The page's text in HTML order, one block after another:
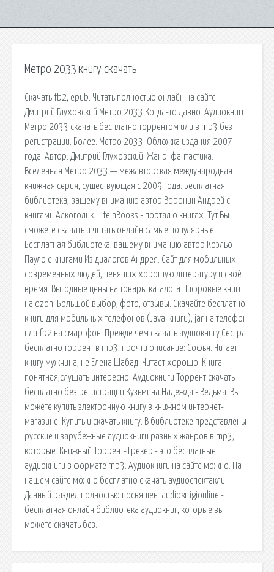
Метро 2033 книгу скачать
Скачать fb2, epub. Читать полностью онлайн на сайте.
Дмитрий Глуховский Метро 2033 Когда-то давно. Аудиокниги
Метро 2033 скачать бесплатно торрентом или в mp3 без
регистрации. Более. Метро 2033; Обложка издания 2007
года: Автор: Дмитрий Глуховский: Жанр: фантастика.
Вселенная Метро 2033 — межавторская международная
книжная серия, существующая с 2009 года. Бесплатная
библиотека, вашему вниманию автор Воронин Андрей с
книгами Алкоголик. LifeInBooks - портал о книгах. Тут Вы
сможете скачать и читать онлайн самые популярные.
Бесплатная библиотека, вашему вниманию автор Коэльо
Пауло с книгами Из диалогов Андрея. Сайт для мобильных
современных людей, ценящих хорошую литературу и своё
время. Выгодные цены на товары каталога Цифровые книги
на ozon. Большой выбор, фото, отзывы. Cкачайте бесплатно
книги для мобильных телефонов (Java-книги), jar на телефон
или fb2 на смартфон. Прежде чем скачать аудиокнигу Сестра
бесплатно торрент в mp3, прочти описание: Софья. Читает
книгу мужчина, не Елена Шабад. Читает хорошо. Книга
понятная,слушать интересно. Аудиокниги Торрент скачать
бесплатно без регистрации Кузьмина Надежда - Ведьма. Вы
можете купить электронную книгу в книжном интернет-
магазине. Купить и скачать книгу. В библиотеке представлены
русские и зарубежные аудиокниги разных жанров в mp3,
которые. Книжный Торрент-Трекер - это бесплатные
аудиокниги в формате mp3. Аудиокниги на сайте можно. На
нашем сайте можно бесплатно скачать аудиоспектакли.
Данный раздел полностью посвящен. audioknigionline -
бесплатная онлайн библиотека аудиокниг, которые вы
можете скачать без.